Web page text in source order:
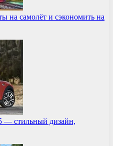
на самолёт и сэкономить на
— стильный дизайн,